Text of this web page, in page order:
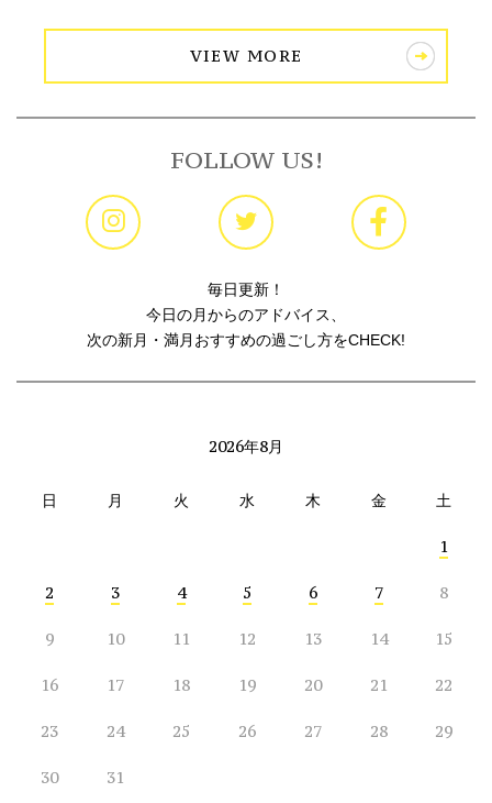
VIEW MORE
FOLLOW US!
毎日更新！
今日の月からのアドバイス、
次の新月・満月おすすめの過ごし方をCHECK!
2026年8月
日 月 火 水 木 金 土
1
2 3 4 5 6 7 8
9 10 11 12 13 14 15
16 17 18 19 20 21 22
23 24 25 26 27 28 29
30 31